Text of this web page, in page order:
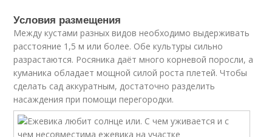
Условия размещения
Между кустами разных видов необходимо выдерживать
расстояние 1,5 м или более. Обе культуры сильно
разрастаются. Росяника даёт много корневой поросли, а
куманика обладает мощной силой роста плетей. Чтобы
сделать сад аккуратным, достаточно разделить
насаждения при помощи перегородки.